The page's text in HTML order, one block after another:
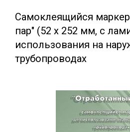
Самоклеящийся
пар" (52 х 252 мм, с
использования на
трубопроводах